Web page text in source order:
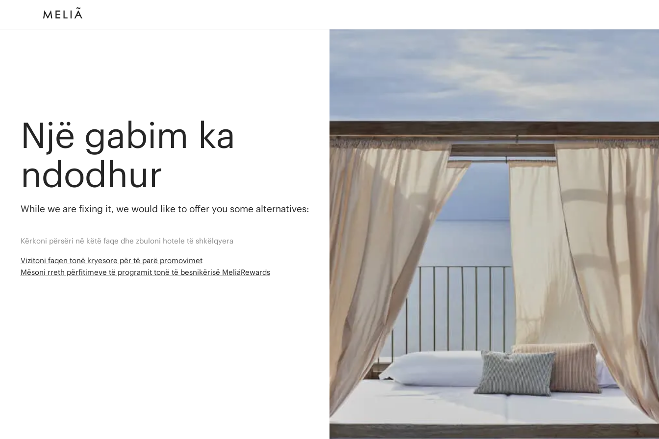
Një gabim ka
ndodhur
While we are fixing it, we would like to offer you some alternatives:
Kërkoni përsëri në këtë faqe dhe zbuloni hotele të shkëlqyera
Vizitoni faqen tonë kryesore për të parë promovimet
Mësoni rreth përfitimeve të programit tonë të besnikërisë MeliáRewards